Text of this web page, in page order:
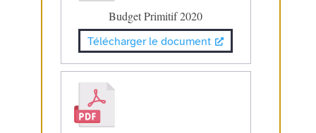
Budget Primitif 2020
Télécharger le document